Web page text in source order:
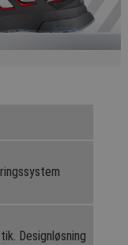
Designløsning